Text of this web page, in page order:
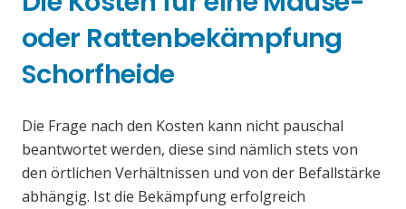
oder Rattenbekämpfung
Schorfheide
Die Frage nach den Kosten kann nicht pauschal
beantwortet werden, diese sind nämlich stets von
den örtlichen Verhältnissen und von der Befallstärke
abhängig. Ist die Bekämpfung erfolgreich